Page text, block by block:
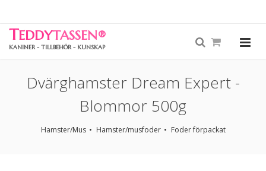
TEDDYTASSEN®
KANINER - TILLBEHÖR - KUNSKAP
Dvärghamster Dream Expert -
Blommor 500g
Hamster/Mus Hamster/musfoder Foder förpackat